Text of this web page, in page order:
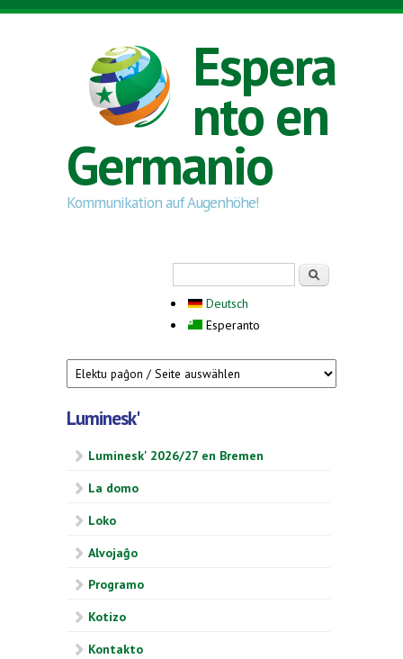
Skip to main content
Espera
nto en
Germanio
Kommunikation auf Augenhöhe!
Deutsch
Esperanto
Luminesk'
Luminesk' 2026/27 en Bremen
La domo
Loko
Alvojaĝo
Programo
Kotizo
Kontakto